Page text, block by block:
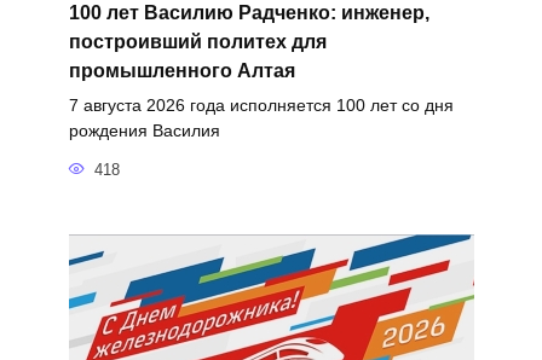
100 лет Василию Радченко: инженер,
построивший политех для
промышленного Алтая
7 августа 2026 года исполняется 100 лет со дня
рождения Василия
418